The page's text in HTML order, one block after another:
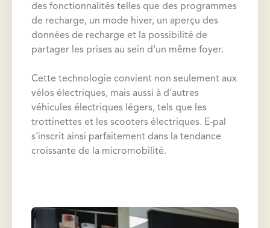
des fonctionnalités telles que des programmes
de recharge, un mode hiver, un aperçu des
données de recharge et la possibilité de
partager les prises au sein d'un même foyer.
Cette technologie convient non seulement aux
vélos électriques, mais aussi à d'autres
véhicules électriques légers, tels que les
trottinettes et les scooters électriques. E-pal
s'inscrit ainsi parfaitement dans la tendance
croissante de la micromobilité.